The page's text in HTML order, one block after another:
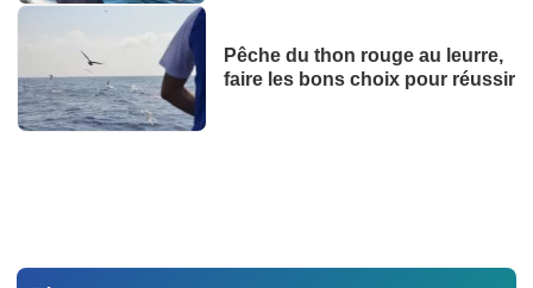
Pêche du thon rouge au leurre,
faire les bons choix pour réussir